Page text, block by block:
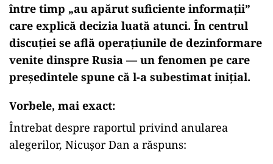
între timp „au apărut suficiente informații”
care explică decizia luată atunci. În centrul
discuției se află operațiunile de dezinformare
venite dinspre Rusia — un fenomen pe care
președintele spune că l-a subestimat inițial.
Vorbele, mai exact:
Întrebat despre raportul privind anularea
alegerilor, Nicușor Dan a răspuns: